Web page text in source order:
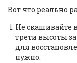
Вот что реально
Не скашивайте
трети высоты
для
нужно.